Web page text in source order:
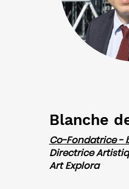
Blanche
Co-Fondatrice -
Directrice
Art Explora